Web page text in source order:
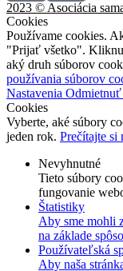
2023 © Asociácia
Cookies
Používame cookies.
"Prijať všetko".
aký druh súborov
používania súborov
Nastavenia Odmietnuť
Cookies
Vyberte, aké súbory
jeden rok. Prečítajte si
Nevyhnutné
Tieto súbory
fungovanie
Štatistiky
Aby sme mohli
na základe
Používateľská
Aby naša